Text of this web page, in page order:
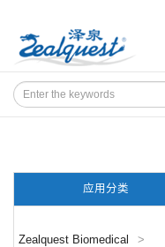
应用分类
Zealquest Biomedical >